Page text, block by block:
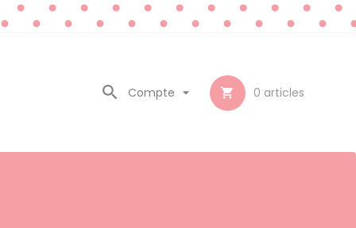
 0 articles
Compte 
